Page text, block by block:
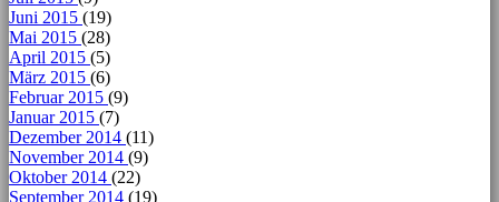
Juni 2015 (19)
Mai 2015 (28)
April 2015 (5)
März 2015 (6)
Februar 2015 (9)
Januar 2015 (7)
Dezember 2014 (11)
November 2014 (9)
Oktober 2014 (22)
September 2014 (19)